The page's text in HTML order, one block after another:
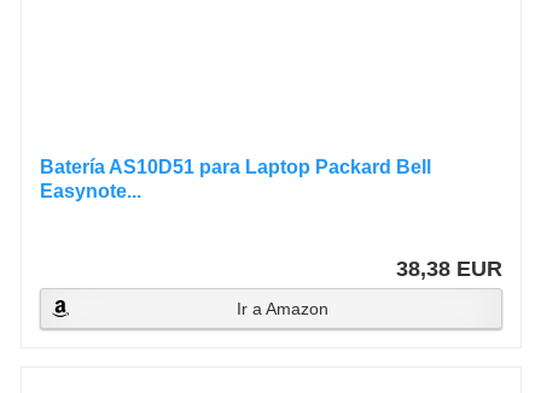
Batería AS10D51 para Laptop Packard Bell
Easynote...
38,38 EUR
Ir a Amazon